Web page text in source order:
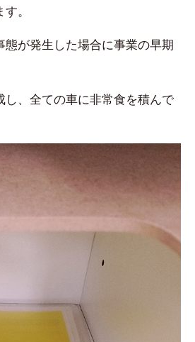
。
態が発生した場合に事業の早期
し、全ての車に非常食を積んで